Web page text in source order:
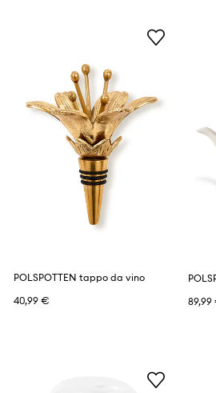
POLSPOTTEN tappo da vino
40,99 €
89,99